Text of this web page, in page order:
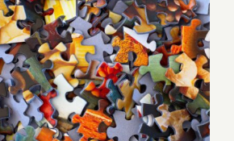
energetiche: una risposta
allo shock energetico